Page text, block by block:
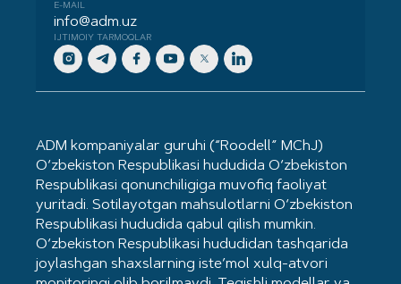
E-MAIL
info@adm.uz
IJTIMOIY TARMOQLAR
ADM kompaniyalar guruhi (“Roodell” MChJ)
O‘zbekiston Respublikasi hududida O‘zbekiston
Respublikasi qonunchiligiga muvofiq faoliyat
yuritadi. Sotilayotgan mahsulotlarni O‘zbekiston
Respublikasi hududida qabul qilish mumkin.
O‘zbekiston Respublikasi hududidan tashqarida
joylashgan shaxslarning iste’mol xulq-atvori